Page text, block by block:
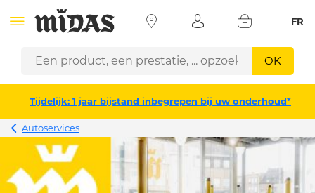
FR
OK
Tijdelijk: 1 jaar bijstand inbegrepen bij uw onderhoud*
Autoservices